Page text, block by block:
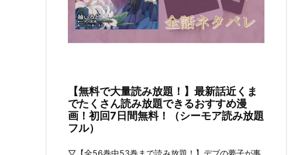
【無料で大量読み放題！】最新話近くま
でたくさん読み放題できるおすすめ漫
画！初回7日間無料！（シーモア読み放題
フル）